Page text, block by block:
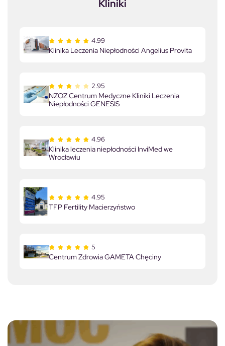
Kliniki
4.99
Klinika Leczenia Niepłodności Angelius Provita
2.95
NZOZ Centrum Medyczne Kliniki Leczenia
Niepłodności GENESIS
4.96
Klinika leczenia niepłodności InviMed we
Wrocławiu
4.95
TFP Fertility Macierzyństwo
5
Centrum Zdrowia GAMETA Chęciny